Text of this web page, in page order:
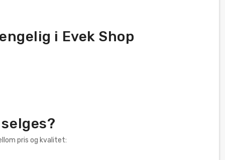
i Evek Shop
pris og kvalitet: